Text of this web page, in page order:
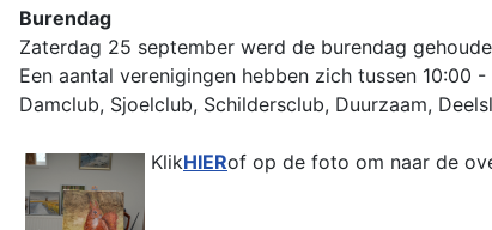
Burendag
Zaterdag 25 september werd de burendag
Een aantal verenigingen hebben zich tussen 10:00
Damclub, Sjoelclub, Schildersclub, Duurzaam,
KlikHIERof op de foto om naar de